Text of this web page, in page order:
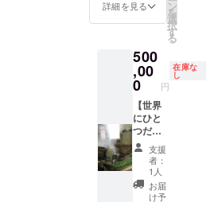
をあわ
クール
便送料
込み
（※冷凍
クール
便にて
プリン
と煎茶
の混載
でお届
け） ・
抹茶プ
茶5種飲
み比べ
付き）
・京
都・和
束町で
支援者
の皆さ
まを茶
畑＆茶
工場に
お連れ
しま
す。 ・
詳細を見る ン
を
選
択
す
る
500
,00
0 円
在庫な
し
【世界
にひと
つだ
け！自
分だけ
の煎茶
を作れ
る権
支援
者：
1人
お届
け予